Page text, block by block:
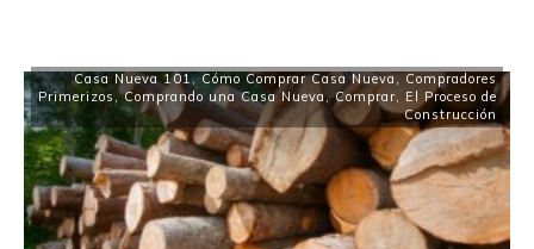
Casa Nueva 101,Cómo Comprar Casa Nueva , Compradores
Primerizos ,Comprando una Casa Nueva ,Comprar, El Proceso de
Construcción